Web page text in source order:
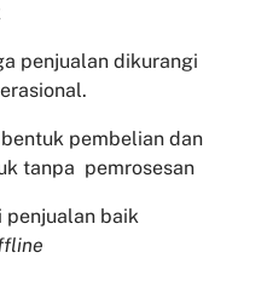
penjualan dikurangi
pembelian dan
tanpa pemrosesan
baik